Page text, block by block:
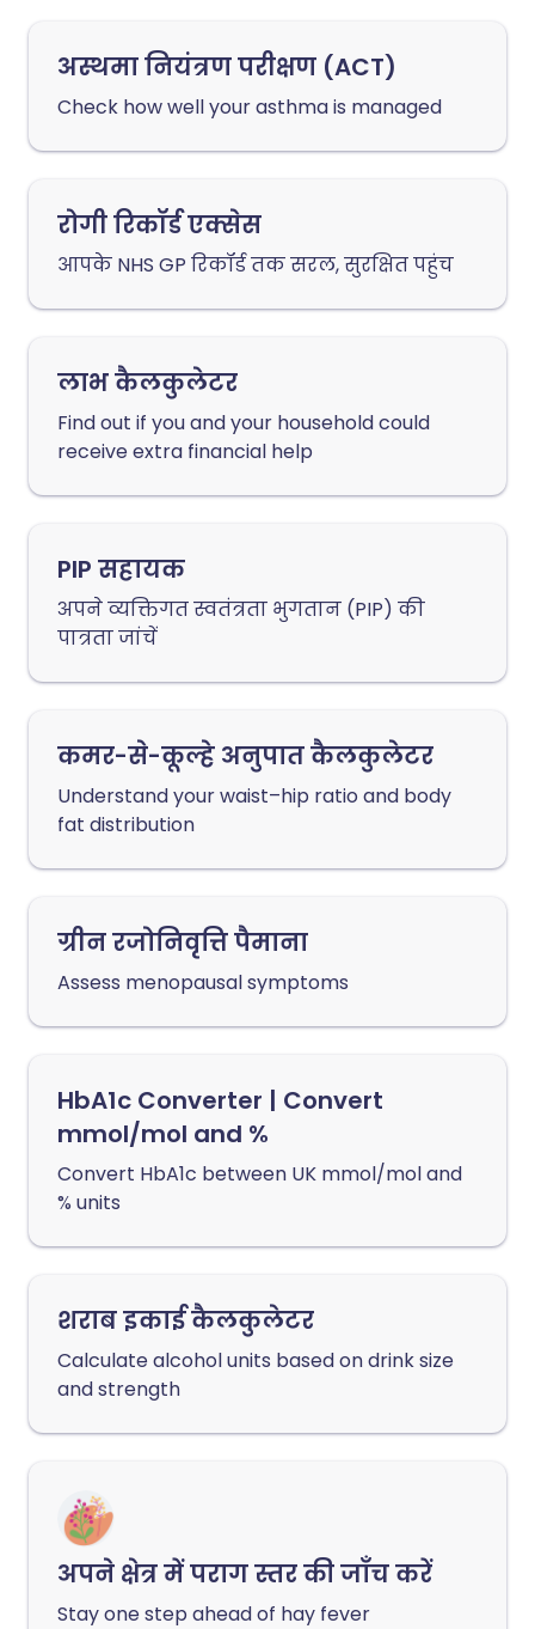
अस्थमा नियंत्रण परीक्षण (ACT)
Check how well your asthma is managed
रोगी रिकॉर्ड एक्सेस
आपके NHS GP रिकॉर्ड तक सरल, सुरक्षित पहुंच
लाभ कैलकुलेटर
Find out if you and your household could
receive extra financial help
PIP सहायक
अपने व्यक्तिगत स्वतंत्रता भुगतान (PIP) की
पात्रता जांचें
कमर-से-कूल्हे अनुपात कैलकुलेटर
Understand your waist–hip ratio and body
fat distribution
ग्रीन रजोनिवृत्ति पैमाना
Assess menopausal symptoms
HbA1c Converter | Convert
mmol/mol and %
Convert HbA1c between UK mmol/mol and
% units
शराब इकाई कैलकुलेटर
Calculate alcohol units based on drink size
and strength
अपने क्षेत्र में पराग स्तर की जाँच करें
Stay one step ahead of hay fever